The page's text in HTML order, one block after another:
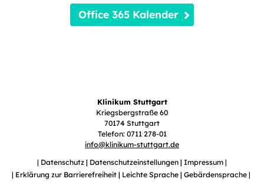
Office 365 Kalender
Klinikum Stuttgart
Kriegsbergstraße 60
70174 Stuttgart
Telefon: 0711 278-01
info@klinikum-stuttgart.de
Datenschutz
Datenschutzeinstellungen Impressum
Erklärung zur Barrierefreiheit
Leichte Sprache Gebärdensprache